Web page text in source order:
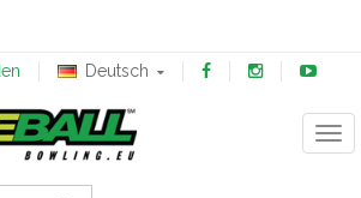
Deutsch